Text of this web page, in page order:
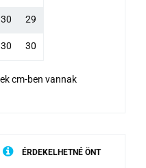
30 29
30 30
cm-ben vannak
ÉRDEKELHETNÉ ÖNT